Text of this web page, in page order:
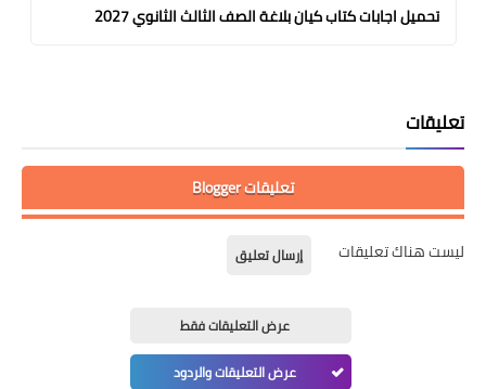
تحميل اجابات كتاب كيان بلاغة الصف الثالث الثانوي 2027
تعليقات
تعليقات Blogger
ليست هناك تعليقات إرسال تعليق
عرض التعليقات فقط
عرض التعليقات والردود